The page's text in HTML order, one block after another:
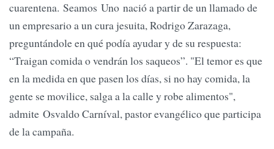
cuarentena. Seamos Uno nació a partir de un llamado de
un empresario a un cura jesuita, Rodrigo Zarazaga,
preguntándole en qué podía ayudar y de su respuesta:
“Traigan comida o vendrán los saqueos”. "El temor es que
en la medida en que pasen los días, si no hay comida, la
gente se movilice, salga a la calle y robe alimentos",
admite Osvaldo Carníval, pastor evangélico que participa
de la campaña.